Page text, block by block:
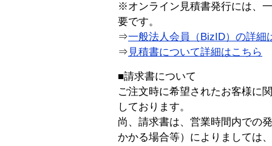
※オンライン見積書発行には、
要です。
⇒一般法人会員（BizID）の詳細
⇒ 見積書について詳細はこちら
■請求書について
ご注文時に希望されたお客様に
しております。
尚、請求書は、営業時間内での
かかる場合等）によりましては